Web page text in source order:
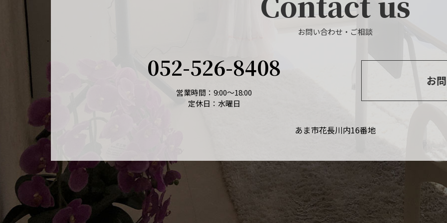
お問い合わせ・ご相談
052-526-8408
営業時間：9:00～18:00
定休日：水曜日
お
あま市花長川内16番地